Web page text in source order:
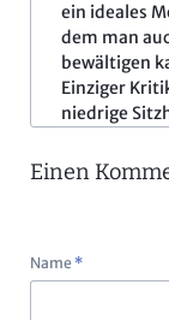
ein ideales
dem man
bewältigen
Einziger
niedrige
Einen
Pflichtfeld
Name *